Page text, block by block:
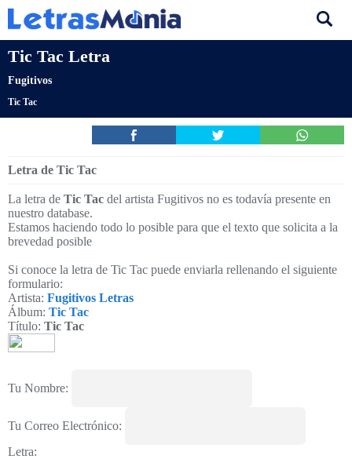
Tic Tac Letra
Fugitivos
Tic Tac
Letra de Tic Tac
La letra de Tic Tac del artista Fugitivos no es todavía presente en
nuestro database.
Estamos haciendo todo lo posible para que el texto que solicita a la
brevedad posible
Si conoce la letra de Tic Tac puede enviarla rellenando el siguiente
formulario:
Artista: Fugitivos Letras
Álbum: Tic Tac
Título: Tic Tac
Tu Nombre:
Tu Correo Electrónico:
Letra: